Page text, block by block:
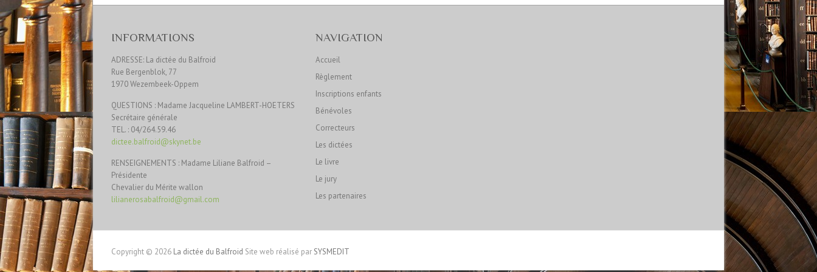
INFORMATIONS
ADRESSE: La dictée du Balfroid
Rue Bergenblok, 77
1970 Wezembeek-Oppem
QUESTIONS : Madame Jacqueline LAMBERT-HOETERS
Secrétaire générale
TEL. : 04/264.59.46
dictee.balfroid@skynet.be
RENSEIGNEMENTS : Madame Liliane Balfroid –
Présidente
Chevalier du Mérite wallon
lilianerosabalfroid@gmail.com
NAVIGATION
Accueil
Règlement
Inscriptions enfants
Bénévoles
Correcteurs
Les dictées
Le livre
Le jury
Les partenaires
Copyright © 2026 La dictée du Balfroid Site web réalisé par SYSMEDIT